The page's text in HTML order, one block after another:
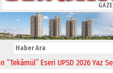
Eseri UPSD 2026 Yaz